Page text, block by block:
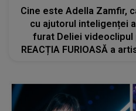
Cine este Adella Zamfir,
cu ajutorul inteligenței
furat Deliei videoclipul
REACȚIA FURIOASĂ a